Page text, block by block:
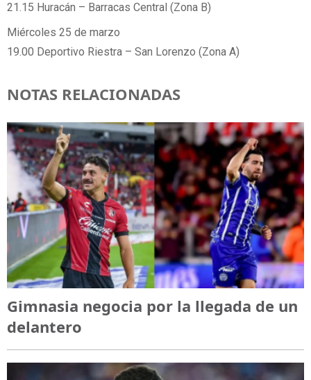
21.15 Huracán – Barracas Central (Zona B)
Miércoles 25 de marzo
19.00 Deportivo Riestra – San Lorenzo (Zona A)
NOTAS RELACIONADAS
Gimnasia negocia por la llegada de un
delantero